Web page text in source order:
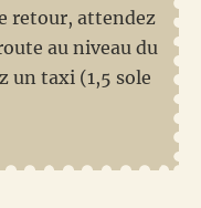
retour, attendez
au niveau du
un taxi (1,5 sole